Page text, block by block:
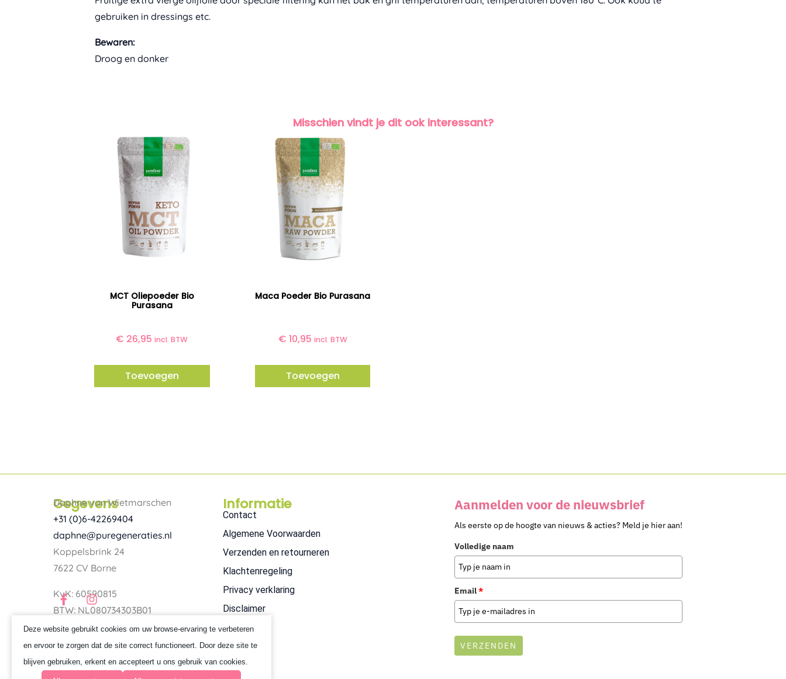
gebruiken in dressings etc.
Bewaren:
Droog en donker
Misschien vindt je dit ook interessant?
MCT Oliepoeder Bio
Purasana
€ 26,95 incl. BTW
Toevoegen
Maca Poeder Bio Purasana
€ 10,95 incl. BTW
Toevoegen
Gegevens
Daphne van Wietmarschen
+31 (0)6-42269404
daphne@puregeneraties.nl
Koppelsbrink 24
7622 CV Borne
KvK: 60590815
BTW: NL080734303B01
F
a
c
e
b
o
o
I
n
s
t
a
g
r
a
Informatie
Contact
Algemene Voorwaarden
Verzenden en retourneren
Klachtenregeling
Privacy verklaring
Disclaimer
Aanmelden voor de nieuwsbrief
Als eerste op de hoogte van nieuws & acties? Meld je hier aan!
Volledige naam
Email*
VERZENDEN
Deze website gebruikt cookies om uw browse-ervaring te verbeteren
en ervoor te zorgen dat de site correct functioneert. Door deze site te
blijven gebruiken, erkent en accepteert u ons gebruik van cookies.